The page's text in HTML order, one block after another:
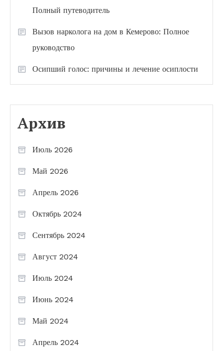
Полный путеводитель
Вызов нарколога на дом в Кемерово: Полное
руководство
Осипший голос: причины и лечение осиплости
Архив
Июль 2026
Май 2026
Апрель 2026
Октябрь 2024
Сентябрь 2024
Август 2024
Июль 2024
Июнь 2024
Май 2024
Апрель 2024